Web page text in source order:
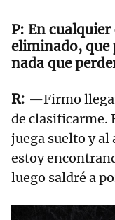
En
eliminado, que
nada que
—Firmo
de clasificarme.
juega suelto y al
estoy
luego saldré a